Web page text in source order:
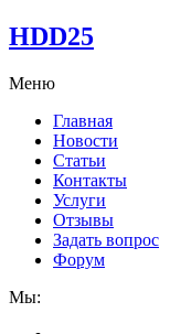
HDD25
Меню
Главная
Новости
Статьи
Контакты
Услуги
Отзывы
Задать вопрос
Форум
Мы: